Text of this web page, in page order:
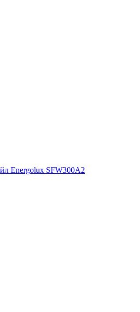
Energolux SFW300A2